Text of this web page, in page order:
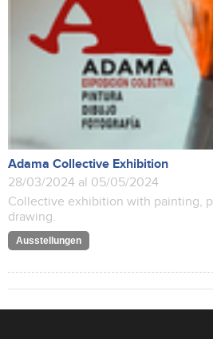
Adama Collective Exhibition
28/03/2024 al 05/05/2024
Collective exhibition with painting,
drawing.
Ausstellungen